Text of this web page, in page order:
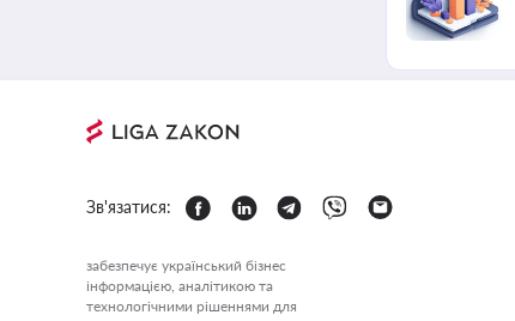
Зв'язатися:
забезпечує український бізнес
інформацією, аналітикою та
технологічними рішеннями для